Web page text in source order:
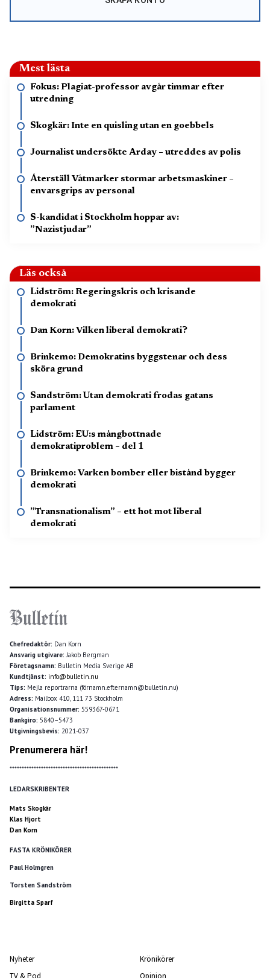
Mest lästa
Fokus: Plagiat-professor avgår timmar efter
utredning
Skogkär: Inte en quisling utan en goebbels
Journalist undersökte Arday – utreddes av polis
Återställ Våtmarker stormar arbetsmaskiner –
envarsgrips av personal
S-kandidat i Stockholm hoppar av:
”Nazistjudar”
Läs också
Lidström: Regeringskris och krisande
demokrati
Dan Korn: Vilken liberal demokrati?
Brinkemo: Demokratins byggstenar och dess
sköra grund
Sandström: Utan demokrati frodas gatans
parlament
Lidström: EU:s mångbottnade
demokratiproblem – del 1
Brinkemo: Varken bomber eller bistånd bygger
demokrati
”Transnationalism” – ett hot mot liberal
demokrati
Chefredaktör: Dan Korn
Ansvarig utgivare: Jakob Bergman
Företagsnamn: Bulletin Media Sverige AB
Kundtjänst: info@bulletin.nu
Tips: Mejla reportrarna (förnamn.efternamn@bulletin.nu)
Adress: Mailbox 410, 111 73 Stockholm
Organisationsnummer: 559367-0671
Bankgiro: 5840–5473
Utgivningsbevis: 2021-037
Prenumerera här!
*********************************************
LEDARSKRIBENTER
Mats Skogkär
Klas Hjort
Dan Korn
FASTA KRÖNIKÖRER
Paul Holmgren
Torsten Sandström
Birgitta Sparf
Nyheter
TV & Pod
Krönikörer
Opinion